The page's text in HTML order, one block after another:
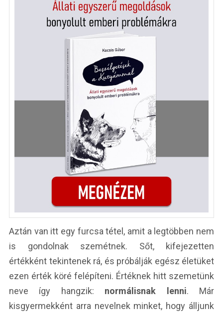
Aztán van itt egy furcsa tétel, amit a legtöbben nem
is gondolnak szemétnek. Sőt, kifejezetten
értékként tekintenek rá, és próbálják egész életüket
ezen érték köré felépíteni. Értéknek hitt szemetünk
neve így hangzik: normálisnak lenni. Már
kisgyermekként arra nevelnek minket, hogy álljunk